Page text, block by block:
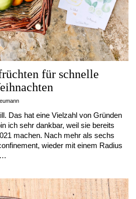
für schnelle
Das hat eine Vielzahl von Gründen
ich sehr dankbar, weil sie bereits
machen. Nach mehr als sechs
wieder mit einem Radius